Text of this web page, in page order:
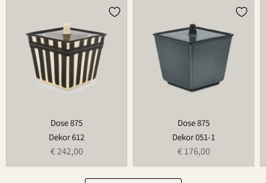
Dose 875
Dekor 612
€ 242,00
Dose 875
Dekor 051-1
€ 176,00